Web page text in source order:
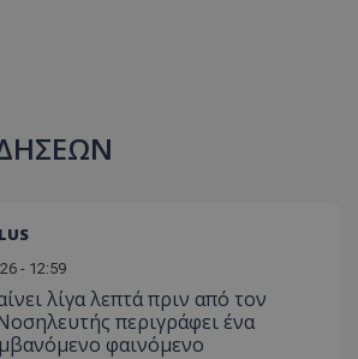
- 12:59
λίγα λεπτά πριν από τον
περιγράφει ένα
φαινόμενο